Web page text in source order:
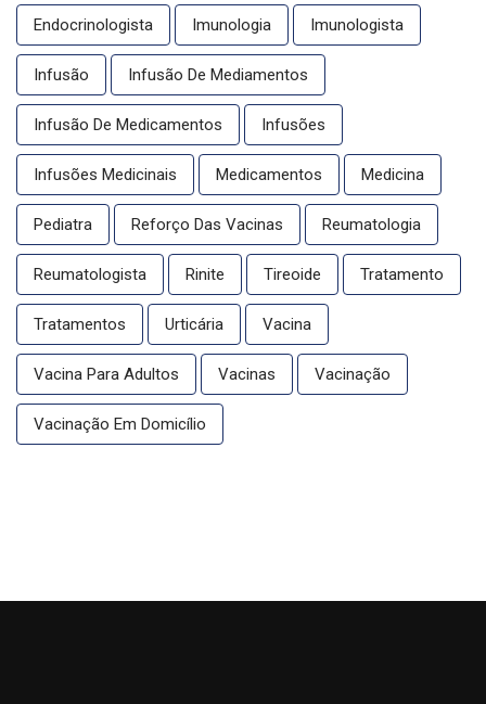
Endocrinologista Imunologia Imunologista
Infusão Infusão De Mediamentos
Infusão De Medicamentos Infusões
Infusões Medicinais Medicamentos Medicina
Pediatra Reforço Das Vacinas Reumatologia
Reumatologista Rinite Tireoide Tratamento
Tratamentos Urticária Vacina
Vacina Para Adultos Vacinas Vacinação
Vacinação Em Domicílio